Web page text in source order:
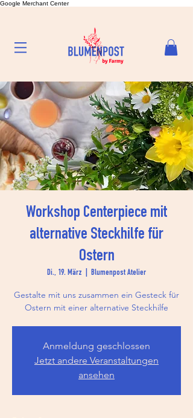
Google Merchant Center
Workshop Centerpiece mit
alternative Steckhilfe für
Ostern
Di., 19. März Blumenpost Atelier
Gestalte mit uns zusammen ein Gesteck für
Ostern mit einer alternative Steckhilfe
Anmeldung geschlossen
Jetzt andere Veranstaltungen
ansehen